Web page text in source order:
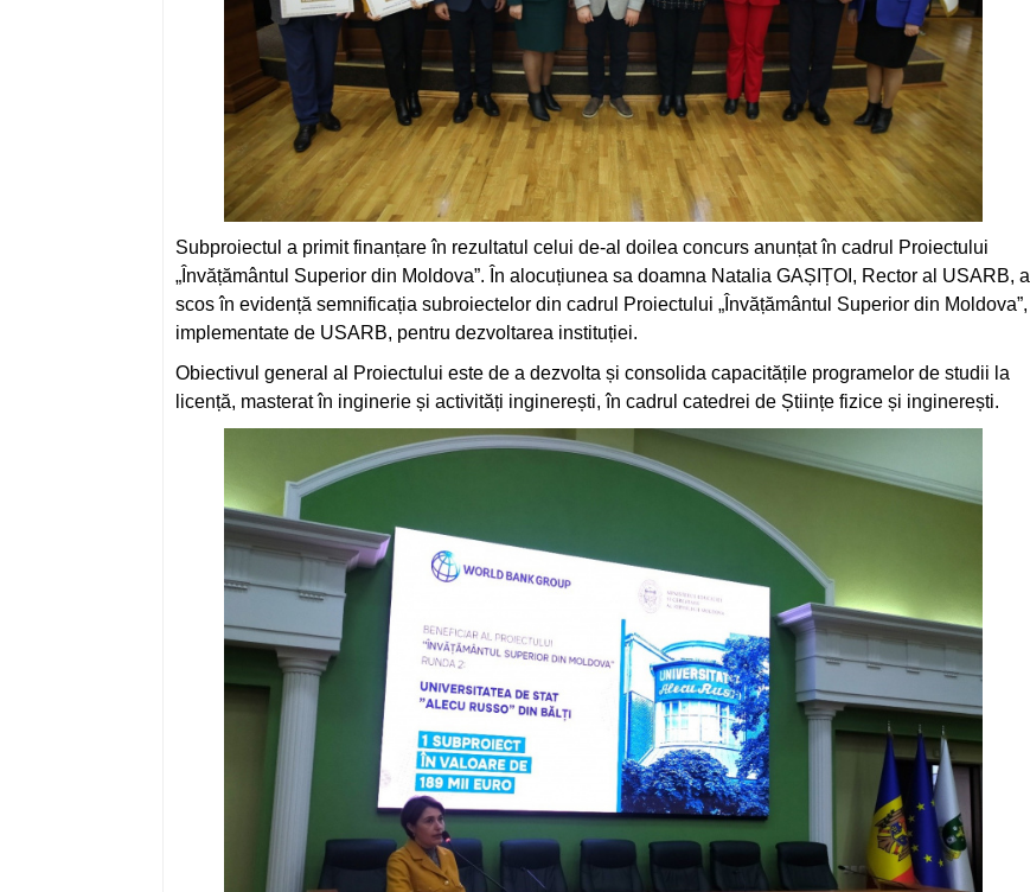
Subproiectul a primit finanțare în rezultatul celui de-al doilea concurs anunțat în cadrul Proiectului
„Învățământul Superior din Moldova”. În alocuțiunea sa doamna Natalia GAȘIȚOI, Rector al USARB, a
scos în evidență semnificația subroiectelor din cadrul Proiectului „Învățământul Superior din Moldova”,
implementate de USARB, pentru dezvoltarea instituției.
Obiectivul general al Proiectului este de a dezvolta și consolida capacitățile programelor de studii la
licență, masterat în inginerie și activități inginerești, în cadrul catedrei de Științe fizice și inginerești.